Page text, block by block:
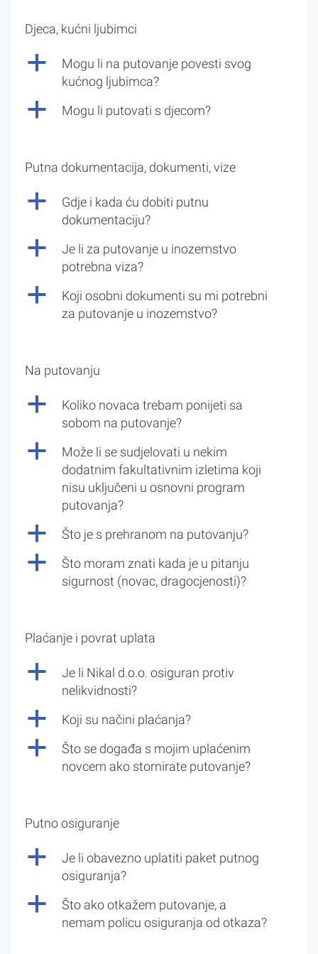
Djeca, kućni ljubimci
a
Mogu li na putovanje povesti svog
kućnog ljubimca?
a Mogu li putovati s djecom?
Putna dokumentacija, dokumenti, vize
a
Gdje i kada ću dobiti putnu
dokumentaciju?
a
Je li za putovanje u inozemstvo
potrebna viza?
a
Koji osobni dokumenti su mi potrebni
za putovanje u inozemstvo?
Na putovanju
a
Koliko novaca trebam ponijeti sa
sobom na putovanje?
a
Može li se sudjelovati u nekim
dodatnim fakultativnim izletima koji
nisu uključeni u osnovni program
putovanja?
a Što je s prehranom na putovanju?
a
Što moram znati kada je u pitanju
sigurnost (novac, dragocjenosti)?
Plaćanje i povrat uplata
a
Je li Nikal d.o.o. osiguran protiv
nelikvidnosti?
a Koji su načini plaćanja?
a
Što se događa s mojim uplaćenim
novcem ako stornirate putovanje?
Putno osiguranje
a
Je li obavezno uplatiti paket putnog
osiguranja?
a
Što ako otkažem putovanje, a
nemam policu osiguranja od otkaza?